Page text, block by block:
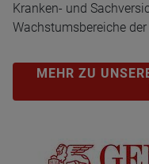
Kranken- und
Wachstumsbereiche
MEHR ZU